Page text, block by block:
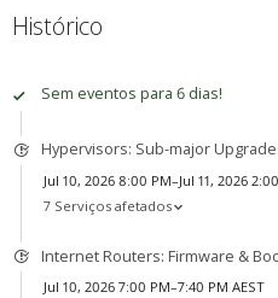
Histórico
Sem eventos para 6 dias!
Hypervisors: Sub-major Upgrades
Jul 10, 2026 8:00 PM–Jul 11, 2026
7 Serviços afetados
Internet Routers: Firmware &
Jul 10, 2026 7:00 PM–7:40 PM AEST